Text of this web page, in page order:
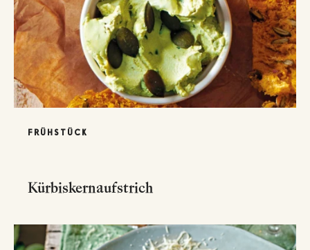
FRÜHSTÜCK
Kürbiskernaufstrich